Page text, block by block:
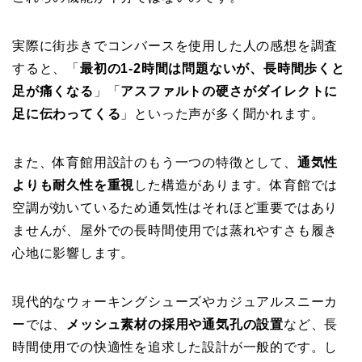
実際に街歩きでコンバースを使用した人の感想を調査
すると、「 最初の1-2時間は問題ないが、長時間歩くと
足が痛くなる 」「 アスファルトの硬さがダイレクトに
足に伝わってくる 」といった声が多く聞かれます。
また、体育館用設計のもう一つの特徴として、 通気性
よりも耐久性を重視した構造があります。体育館では
空調が効いているため通気性はそれほど重要ではあり
ませんが、屋外での長時間使用では蒸れやすさも履き
心地に影響します。
現代的なウォーキングシューズやカジュアルスニーカ
ーでは、
メッシュ素材の採用や通気孔の設置など、長
時間使用での快適性を追求した設計が一般的です。し